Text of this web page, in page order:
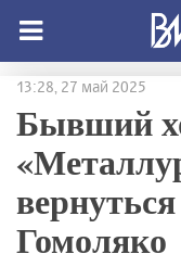
13:28, 27 май 2025
Бывший
Гомоляко